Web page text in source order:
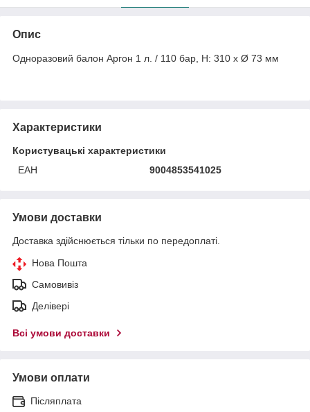
Опис
Одноразовий балон Аргон 1 л. / 110 бар, H: 310 x Ø 73 мм
Характеристики
Користувацькі характеристики
ЕАН
9004853541025
Умови доставки
Доставка здійснюється тільки по передоплаті.
Нова Пошта
Самовивіз
Делівері
Всі умови доставки
Умови оплати
Післяплата